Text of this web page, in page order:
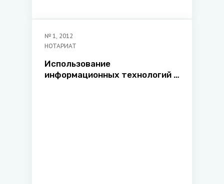
№ 1, 2012
НОТАРИАТ
Использование
информационных технологий в